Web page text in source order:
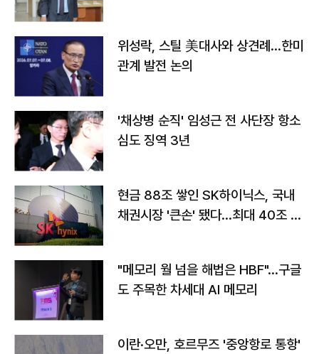
위성락, 스틸 美대사와 상견례…한미
관계 발전 논의
'채상병 순직' 임성근 전 사단장 항소
심도 징역 3년
현금 88조 쌓인 SK하이닉스, 국내
채권시장 '큰손' 됐다…최대 40조 투
"메모리 월 넘을 해법은 HBF"…구글
도 주목한 차세대 AI 메모리
이란·오만, 호르무즈 '중앙항로 통항'